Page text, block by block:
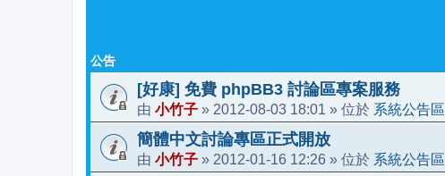
公告
[好康] 免費 phpBB3 討論區專案服務
由 小竹子 » 2012-08-03 18:01 » 位於 系統公告區
簡體中文討論專區正式開放
由 小竹子 » 2012-01-16 12:26 » 位於 系統公告區